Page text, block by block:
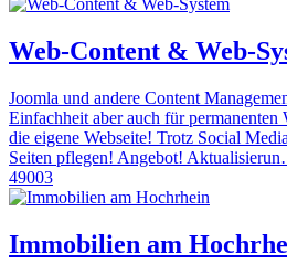
Web-Content & Web-
Joomla und andere Content
Einfachheit aber auch für
die eigene Webseite! Trotz Social
Seiten pflegen! Angebot!
49003
Immobilien am